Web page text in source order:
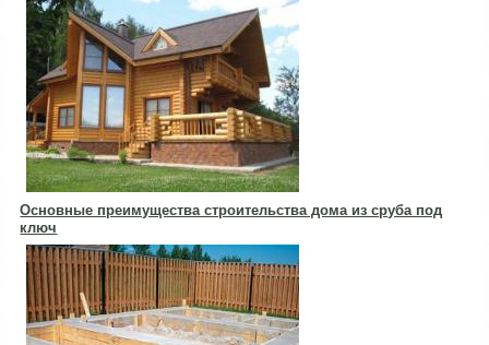
Основные преимущества строительства дома из сруба под
ключ